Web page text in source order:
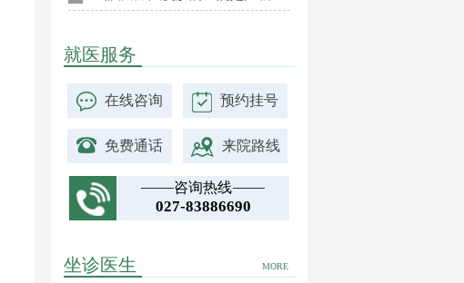
就医服务
在线咨询 预约挂号
免费通话 来院路线
咨询热线
027-83886690
MORE
坐诊医生